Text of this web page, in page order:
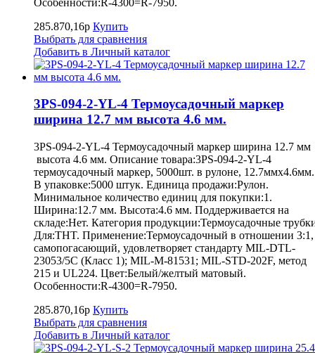
285.870,16р Купить
Выбрать для сравнения
Добавить в Личный каталог
3PS-094-2-YL-4 Термоусадочный маркер
ширина 12.7 мм высота 4.6 мм.
3PS-094-2-YL-4 Термоусадочный маркер ширина 12.7 мм
высота 4.6 мм. Описание товара:3PS-094-2-YL-4
термоусадочный маркер, 5000шт. в рулоне, 12.7ммх4.6мм.
В упаковке:5000 штук. Единица продажи:Рулон.
Минимальное количество единиц для покупки:1.
Ширина:12.7 мм. Высота:4.6 мм. Поддерживается на
складе:Нет. Категория продукции:Термоусадочные
Для:THT. Применение:Термоусадочный в отношении 3:1,
самопогасающий, удовлетворяет стандарту MIL-DTL-
23053/5C (Класс 1); MIL-M-81531; MIL-STD-202F, метод
215 и UL224. Цвет:Белый/желтый матовый.
Особенности:R-4300=R-7950.
285.870,16р Купить
Выбрать для сравнения
Добавить в Личный каталог